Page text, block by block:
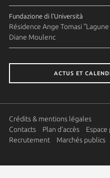
Fundazione di l'Università
Résidence Ange Tomasi
Diane Moulenc
ACTUS ET
Crédits & mentions légales
Contacts
Plan d'accès Espace
Recrutement
Marchés publics